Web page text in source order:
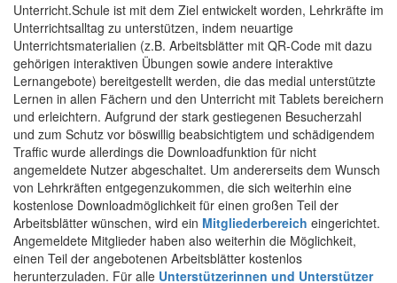
Unterricht.Schule ist mit dem Ziel entwickelt worden, Lehrkräfte im
Unterrichtsalltag zu unterstützen, indem neuartige
Unterrichtsmaterialien (z.B. Arbeitsblätter mit QR-Code mit dazu
gehörigen interaktiven Übungen sowie andere interaktive
Lernangebote) bereitgestellt werden, die das medial unterstützte
Lernen in allen Fächern und den Unterricht mit Tablets bereichern
und erleichtern. Aufgrund der stark gestiegenen Besucherzahl
und zum Schutz vor böswillig beabsichtigtem und schädigendem
Traffic wurde allerdings die Downloadfunktion für nicht
angemeldete Nutzer abgeschaltet. Um andererseits dem Wunsch
von Lehrkräften entgegenzukommen, die sich weiterhin eine
kostenlose Downloadmöglichkeit für einen großen Teil der
Arbeitsblätter wünschen, wird ein Mitgliederbereich eingerichtet.
Angemeldete Mitglieder haben also weiterhin die Möglichkeit,
einen Teil der angebotenen Arbeitsblätter kostenlos
herunterzuladen. Für alle Unterstützerinnen und Unterstützer